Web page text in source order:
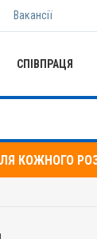
Вакансії
СПІВПРАЦЯ
КОЖНОГО